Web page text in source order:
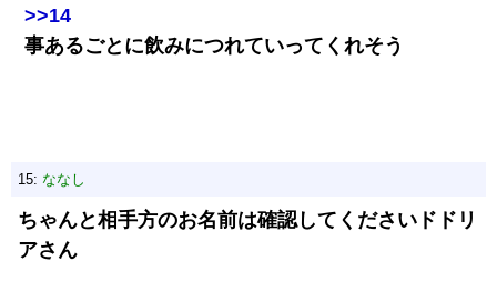
>>14
事あるごとに飲みにつれていってくれそう
15: ななし
ちゃんと相手方のお名前は確認してくださいドドリ
アさん